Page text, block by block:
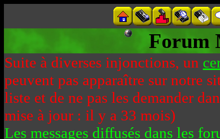
Forum
Suite à diverses injonctions, un
peuvent pas apparaître sur notre
liste et de ne pas les demander
mise à jour : il y a 33 mois)
Les messages diffusés dans les